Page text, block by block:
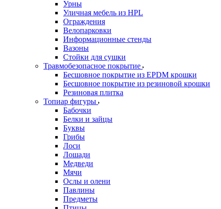
Урны
Уличная мебель из HPL
Ограждения
Велопарковки
Информационные стенды
Вазоны
Стойки для сушки
Травмобезопасное покрытие
Бесшовное покрытие из EPDM крошки
Бесшовное покрытие из резиновой крошки
Резиновая плитка
Топиар фигуры
Бабочки
Белки и зайцы
Буквы
Грибы
Лоси
Лошади
Медведи
Мячи
Ослы и олени
Павлины
Предметы